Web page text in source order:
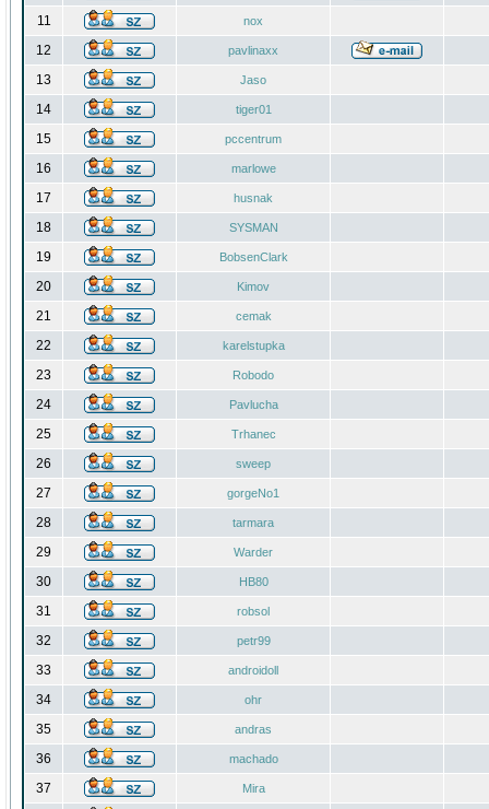
11 nox
12 pavlinaxx
13 Jaso
14 tiger01
15 pccentrum
16 marlowe
17 husnak
18 SYSMAN
19 BobsenClark
20 Kimov
21 cemak
22 karelstupka
23 Robodo
24 Pavlucha
25 Trhanec
26 sweep
27 gorgeNo1
28 tarmara
29 Warder
30 HB80
31 robsol
32 petr99
33 androidoll
34 ohr
35 andras
36 machado
37 Mira